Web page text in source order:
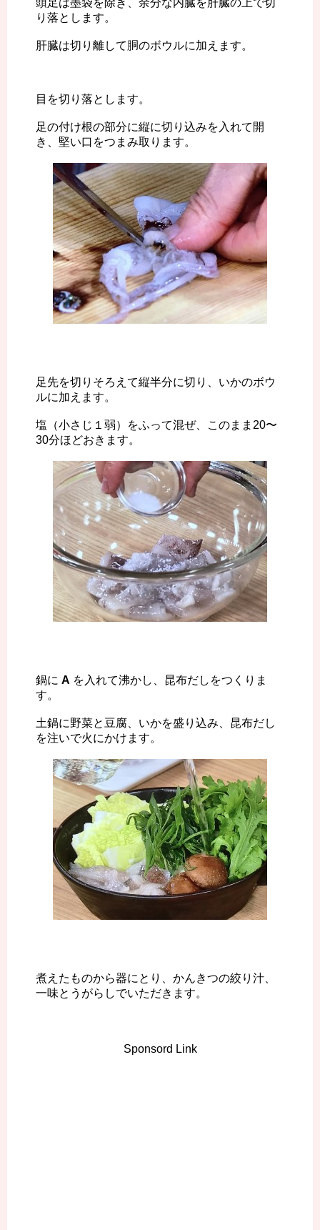
頭足は墨袋を除き、余分な内臓を肝臓の上で切
り落とします。
肝臓は切り離して胴のボウルに加えます。
目を切り落とします。
足の付け根の部分に縦に切り込みを入れて開
き、堅い口をつまみ取ります。
足先を切りそろえて縦半分に切り、いかのボウ
ルに加えます。
塩（小さじ１弱）をふって混ぜ、このまま20〜
30分ほどおきます。
鍋に A を入れて沸かし、昆布だしをつくりま
す。
土鍋に野菜と豆腐、いかを盛り込み、昆布だし
を注いで火にかけます。
煮えたものから器にとり、かんきつの絞り汁、
一味とうがらしでいただきます。
Sponsord Link